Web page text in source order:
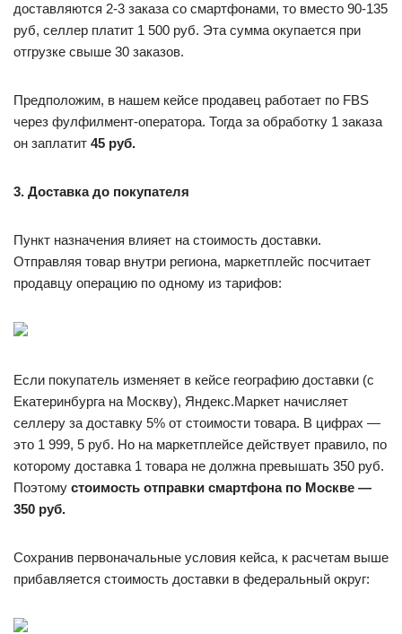
доставляются 2-3 заказа со смартфонами, то вместо 90-135
руб, селлер платит 1 500 руб. Эта сумма окупается при
отгрузке свыше 30 заказов.
Предположим, в нашем кейсе продавец работает по FBS
через фулфилмент-оператора. Тогда за обработку 1 заказа
он заплатит 45 руб.
3. Доставка до покупателя
Пункт назначения влияет на стоимость доставки.
Отправляя товар внутри региона, маркетплейс посчитает
продавцу операцию по одному из тарифов:
Если покупатель изменяет в кейсе географию доставки (с
Екатеринбурга на Москву), Яндекс.Маркет начисляет
селлеру за доставку 5% от стоимости товара. В цифрах —
это 1 999, 5 руб. Но на маркетплейсе действует правило, по
которому доставка 1 товара не должна превышать 350 руб.
Поэтому стоимость отправки смартфона по Москве —
350 руб.
Сохранив первоначальные условия кейса, к расчетам выше
прибавляется стоимость доставки в федеральный округ: